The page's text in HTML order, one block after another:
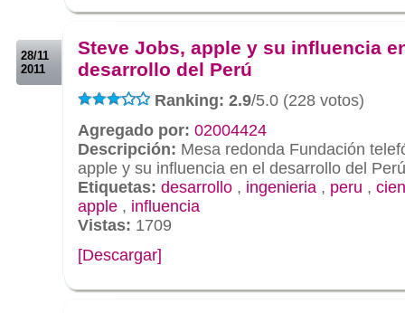
28/11
2011
Steve Jobs, apple y su influencia
desarrollo del Perú
Ranking: 2.9/5.0 (228 votos)
Agregado por: 02004424
Descripción: Mesa redonda Fundación
apple y su influencia en el desarrollo del Perú
Etiquetas: desarrollo , ingenieria , peru ,
apple , influencia
Vistas: 1709
[Descargar]